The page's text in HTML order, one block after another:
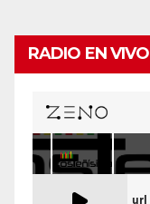
RADIO EN VIVO